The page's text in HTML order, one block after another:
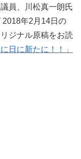
員、川松真一朗氏
2018年2月14日の
ジナル原稿をお読
日に新たに！！」